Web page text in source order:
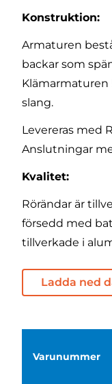
Konstruktion:
Armaturen
backar som
Klämarmaturen
slang.
Levereras med
Anslutningar
Kvalitet:
Rörändar är
försedd med
tillverkade i
Ladda ned
Varunummer